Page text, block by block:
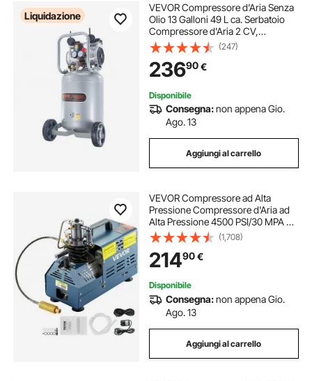
Liquidazione
VEVOR Compressore d'Aria Senza
Olio 13 Galloni 49 L ca. Serbatoio
Compressore d'Aria 2 CV,
Compressore d'Aria per Gonfiaggio
Pneumatici Riparazione Auto
Verniciatura a Spruzzo Chiodatura
Carpenteria
(247)
23690€
Disponibile
Consegna:non appena Gio.
Ago. 13
Aggiungi al carrello
VEVOR Compressore ad Alta
Pressione Compressore d'Aria ad
Alta Pressione 4500 PSI/30 MPA da
1800 W 220 V per Carabina da
Paintball, PCP, Bombola da
Immersione con Scarico
Automatico
(1,708)
21490€
Disponibile
Consegna:non appena Gio.
Ago. 13
Aggiungi al carrello